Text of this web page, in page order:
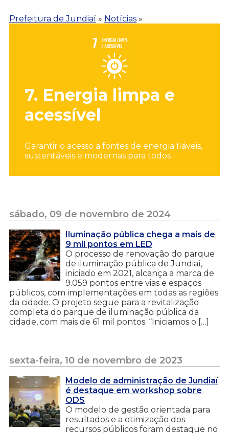
Prefeitura de Jundiaí » Notícias »
7. Energia limpa e
acessível
Garantir o acesso a fontes de energia fiáveis,
sustentáveis e modernas para todos
sábado, 09 de novembro de 2024
Iluminação pública chega a mais de
9 mil pontos em LED
O processo de renovação do parque
de iluminação pública de Jundiaí,
iniciado em 2021, alcança a marca de
9.059 pontos entre vias e espaços
públicos, com implementações em todas as regiões
da cidade. O projeto segue para a revitalização
completa do parque de iluminação pública da
cidade, com mais de 61 mil pontos. “Iniciamos o […]
sexta-feira, 10 de novembro de 2023
Modelo de administração de Jundiaí
é destaque em workshop sobre
ODS
O modelo de gestão orientada para
resultados e a otimização dos
recursos públicos foram destaque no